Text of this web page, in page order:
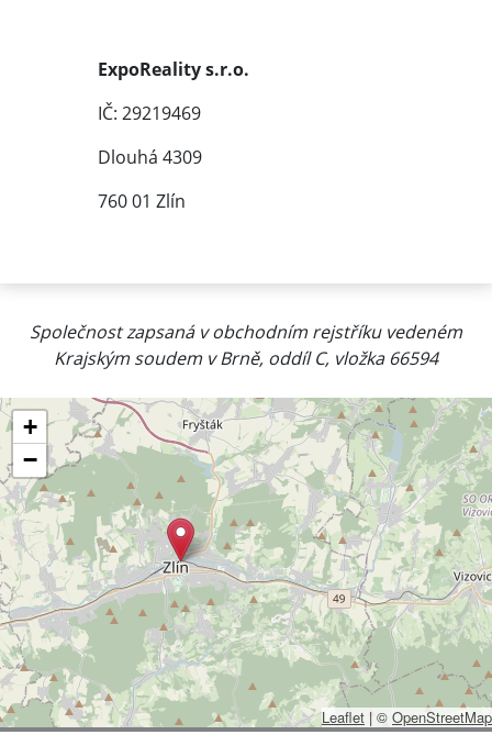
ExpoReality s.r.o.
IČ: 29219469
Dlouhá 4309
760 01 Zlín
Společnost zapsaná v obchodním rejstříku vedeném
Krajským soudem v Brně, oddíl C, vložka 66594
+
−
Leaflet | © OpenStreetMap